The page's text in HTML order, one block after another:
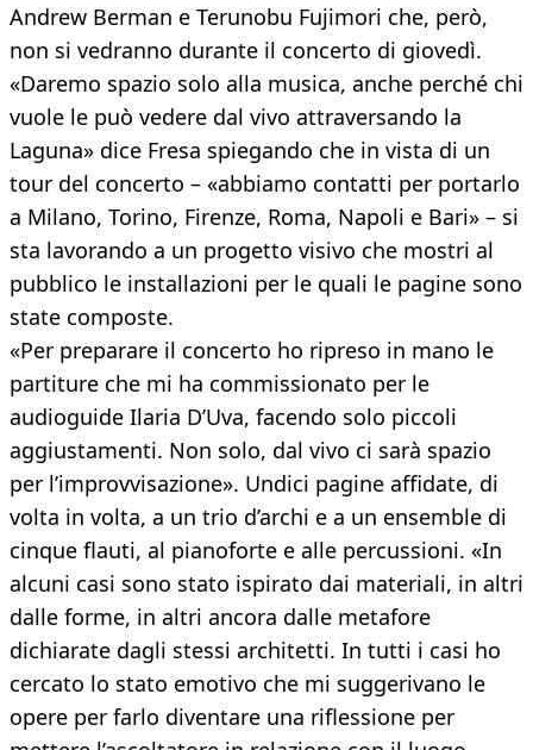
Andrew Berman e Terunobu Fujimori che, però,
non si vedranno durante il concerto di giovedì.
«Daremo spazio solo alla musica, anche perché chi
vuole le può vedere dal vivo attraversando la
Laguna» dice Fresa spiegando che in vista di un
tour del concerto – «abbiamo contatti per portarlo
a Milano, Torino, Firenze, Roma, Napoli e Bari» – si
sta lavorando a un progetto visivo che mostri al
pubblico le installazioni per le quali le pagine sono
state composte.
«Per preparare il concerto ho ripreso in mano le
partiture che mi ha commissionato per le
audioguide Ilaria D’Uva, facendo solo piccoli
aggiustamenti. Non solo, dal vivo ci sarà spazio
per l’improvvisazione». Undici pagine affidate, di
volta in volta, a un trio d’archi e a un ensemble di
cinque flauti, al pianoforte e alle percussioni. «In
alcuni casi sono stato ispirato dai materiali, in altri
dalle forme, in altri ancora dalle metafore
dichiarate dagli stessi architetti. In tutti i casi ho
cercato lo stato emotivo che mi suggerivano le
opere per farlo diventare una riflessione per